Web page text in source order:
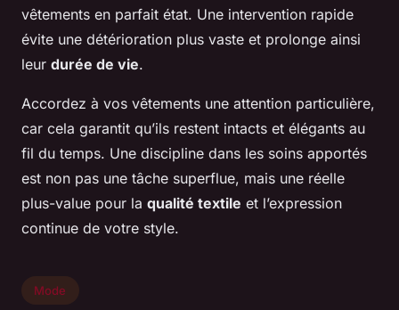
vêtements en parfait état. Une intervention rapide
évite une détérioration plus vaste et prolonge ainsi
leur durée de vie.
Accordez à vos vêtements une attention particulière,
car cela garantit qu’ils restent intacts et élégants au
fil du temps. Une discipline dans les soins apportés
est non pas une tâche superflue, mais une réelle
plus-value pour la qualité textile et l’expression
continue de votre style.
Mode